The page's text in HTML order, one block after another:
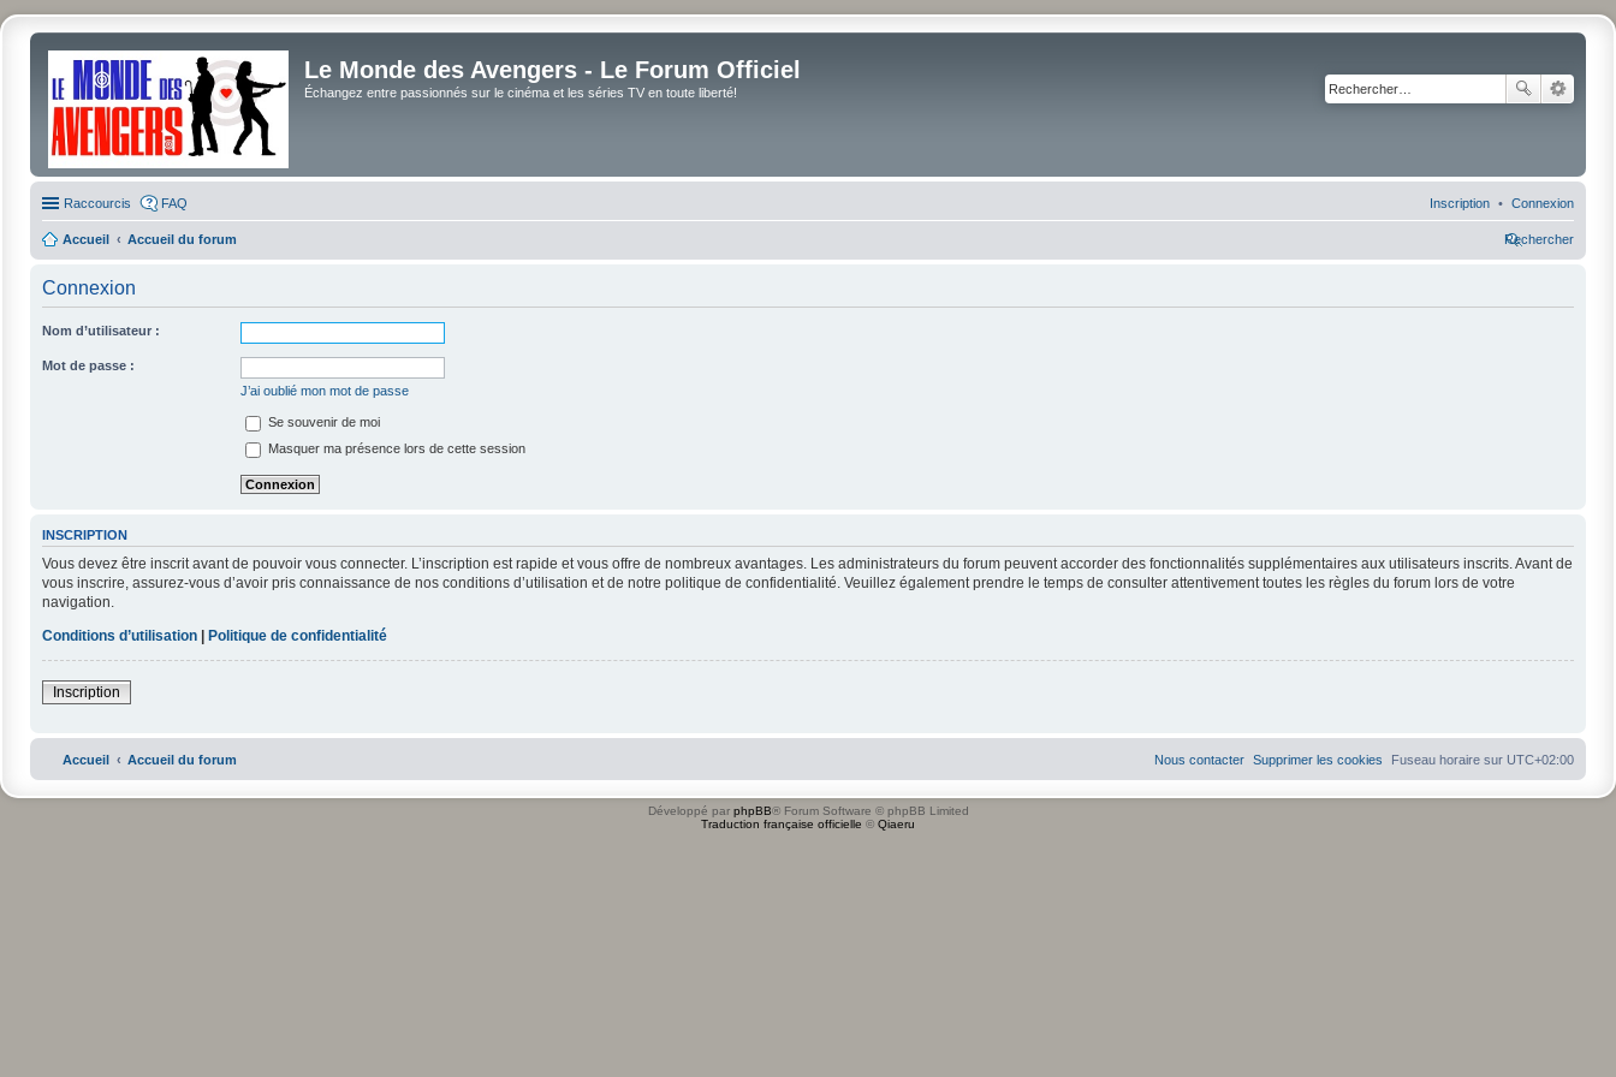
Le Monde des Avengers - Le Forum Officiel
Échangez entre passionnés sur le cinéma et les séries TV en toute liberté!
Raccourcis FAQ Connexion
Inscription
Accueil Accueil du forum Rechercher
Connexion
Nom d’utilisateur :
Mot de passe :
J’ai oublié mon mot de passe
Se souvenir de moi
Masquer ma présence lors de cette session
INSCRIPTION
Vous devez être inscrit avant de pouvoir vous connecter. L’inscription est rapide et vous offre de nombreux avantages. Les administrateurs du forum peuvent accorder des fonctionnalités supplémentaires aux utilisateurs inscrits. Avant de
vous inscrire, assurez-vous d’avoir pris connaissance de nos conditions d’utilisation et de notre politique de confidentialité. Veuillez également prendre le temps de consulter attentivement toutes les règles du forum lors de votre
navigation.
Conditions d’utilisation | Politique de confidentialité
Inscription
Accueil Accueil du forum Fuseau horaire sur UTC+02:00
Supprimer les cookies
Nous contacter
Développé par phpBB® Forum Software © phpBB Limited
Traduction française officielle © Qiaeru